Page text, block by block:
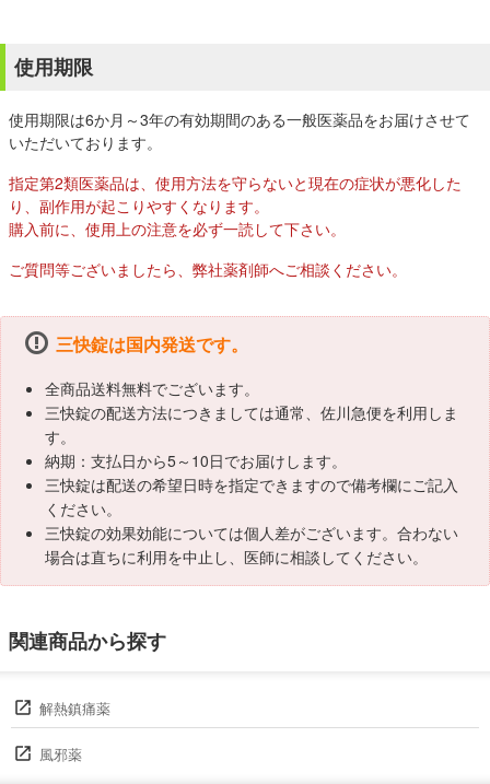
使用期限
使用期限は6か月～3年の有効期間のある一般医薬品をお届けさせて
いただいております。
指定第2類医薬品は、使用方法を守らないと現在の症状が悪化した
り、副作用が起こりやすくなります。
購入前に、使用上の注意を必ず一読して下さい。
ご質問等ございましたら、弊社薬剤師へご相談ください。
三快錠は国内発送です。
全商品送料無料でございます。
三快錠の配送方法につきましては通常、佐川急便を利用しま
す。
納期：支払日から5～10日でお届けします。
三快錠は配送の希望日時を指定できますので備考欄にご記入
ください。
三快錠の効果効能については個人差がございます。合わない
場合は直ちに利用を中止し、医師に相談してください。
関連商品から探す
解熱鎮痛薬
風邪薬